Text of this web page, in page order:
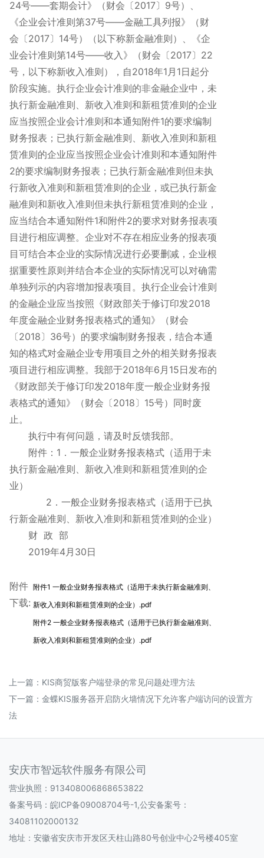
24号——套期会计》（财会〔2017〕9号）、
《企业会计准则第37号——金融工具列报》（财
会〔2017〕14号）（以下称新金融准则）、《企
业会计准则第14号——收入》（财会〔2017〕22
号，以下称新收入准则），自2018年1月1日起分
阶段实施。执行企业会计准则的非金融企业中，未
执行新金融准则、新收入准则和新租赁准则的企业
应当按照企业会计准则和本通知附件1的要求编制
财务报表；已执行新金融准则、新收入准则和新租
赁准则的企业应当按照企业会计准则和本通知附件
2的要求编制财务报表；已执行新金融准则但未执
行新收入准则和新租赁准则的企业，或已执行新金
融准则和新收入准则但未执行新租赁准则的企业，
应当结合本通知附件1和附件2的要求对财务报表项
目进行相应调整。企业对不存在相应业务的报表项
目可结合本企业的实际情况进行必要删减，企业根
据重要性原则并结合本企业的实际情况可以对确需
单独列示的内容增加报表项目。执行企业会计准则
的金融企业应当按照《财政部关于修订印发2018
年度金融企业财务报表格式的通知》（财会
〔2018〕36号）的要求编制财务报表，结合本通
知的格式对金融企业专用项目之外的相关财务报表
项目进行相应调整。我部于2018年6月15日发布的
《财政部关于修订印发2018年度一般企业财务报
表格式的通知》（财会〔2018〕15号）同时废
止。
执行中有何问题，请及时反馈我部。
附件：1．一般企业财务报表格式（适用于未
执行新金融准则、新收入准则和新租赁准则的企
业）
2．一般企业财务报表格式（适用于已执
行新金融准则、新收入准则和新租赁准则的企业）
财 政 部
2019年4月30日
附件
下载:
附件1 一般企业财务报表格式（适用于未执行新金融准则、
新收入准则和新租赁准则的企业）.pdf
附件2 一般企业财务报表格式（适用于已执行新金融准则、
新收入准则和新租赁准则的企业）.pdf
上一篇： KIS商贸版客户端登录的常见问题处理方法
下一篇： 金蝶KIS服务器开启防火墙情况下允许客户端访问的设置方
法
安庆市智远软件服务有限公司
营业执照：913408006868653822
备案号码：皖ICP备09008704号-1,公安备案号：
34081102000132
地址：安徽省安庆市开发区天柱山路80号创业中心2号楼405室